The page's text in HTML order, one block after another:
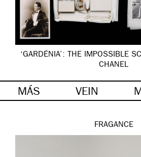
‘GARDÉNIA’: THE IMPOSSIBLE
CHANEL
MÁS VEIN
FRAGANCE